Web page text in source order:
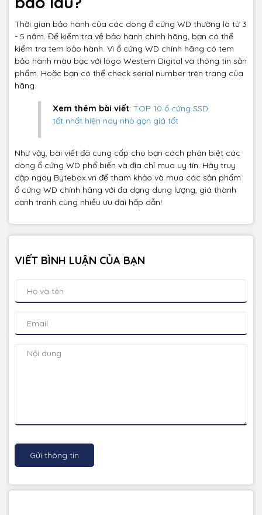
Thời gian bảo hành của các dòng ổ cứng WD thường là từ 3
- 5 năm. Để kiểm tra về bảo hành chính hãng, bạn có thể
kiểm tra tem bảo hành. Vì ổ cứng WD chính hãng có tem
bảo hành màu bạc với logo Western Digital và thông tin sản
phẩm. Hoặc bạn có thể check serial number trên trang của
hãng.
Xem thêm bài viết: TOP 10 ổ cứng SSD
tốt nhất hiện nay nhỏ gọn giá tốt
Như vậy, bài viết đã cung cấp cho bạn cách phân biệt các
dòng ổ cứng WD phổ biến và địa chỉ mua uy tín. Hãy truy
cập ngay Bytebox.vn để tham khảo và mua các sản phẩm
ổ cứng WD chính hãng với đa dạng dung lượng, giá thành
cạnh tranh cùng nhiều ưu đãi hấp dẫn!
VIẾT BÌNH LUẬN CỦA BẠN
Gửi thông tin